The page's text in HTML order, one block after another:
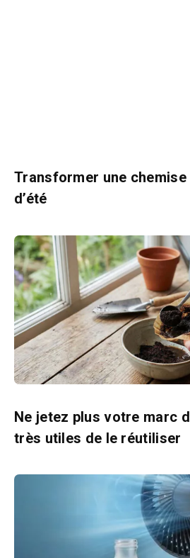
Transformer une
d’été
Ne jetez plus votre marc
très utiles de le réutiliser